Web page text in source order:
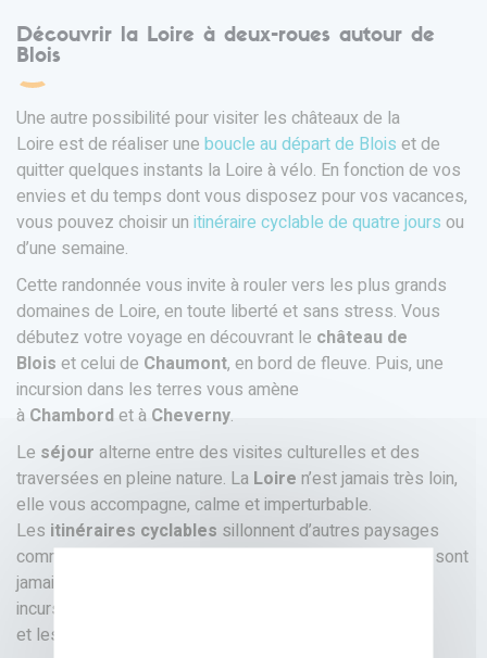
Découvrir la Loire à deux-roues autour de
Blois
Une autre possibilité pour visiter les châteaux de la
Loire est de réaliser une boucle au départ de Blois et de
quitter quelques instants la Loire à vélo. En fonction de vos
envies et du temps dont vous disposez pour vos vacances,
vous pouvez choisir un itinéraire cyclable de quatre jours ou
d’une semaine.
Cette randonnée vous invite à rouler vers les plus grands
domaines de Loire, en toute liberté et sans stress. Vous
débutez votre voyage en découvrant le château de
Blois et celui de Chaumont, en bord de fleuve. Puis, une
incursion dans les terres vous amène
à Chambordet à Cheverny.
Le séjour alterne entre des visites culturelles et des
traversées en pleine nature. La Loire n’est jamais très loin,
elle vous accompagne, calme et imperturbable.
Les itinéraires cyclables sillonnent d’autres paysages
comme les forêts de Boulogne ou les vignobles qui ne sont
jamais très loin. Vous ferez aussi une
incursion en
et les cultures maraîchères.